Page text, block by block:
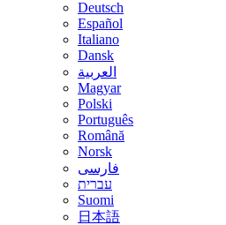
Deutsch
Español
Italiano
Dansk
العربية
Magyar
Polski
Português
Română
Norsk
فارسی
עברית
Suomi
日本語